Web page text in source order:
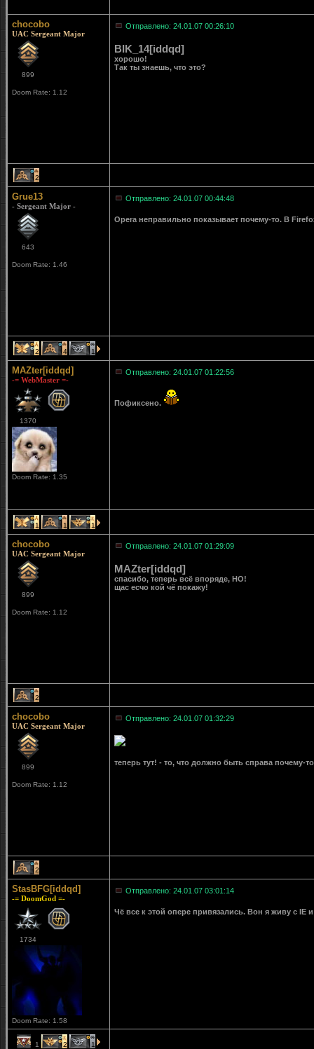
chocobo
UAC Sergeant Major
899
Doom Rate: 1.12
Отправлено: 24.01.07 00:26:10
BIK_14[iddqd]
хорошо!
Так ты знаешь, что это?
2
Grue13
- Sergeant Major -
643
Doom Rate: 1.46
Отправлено: 24.01.07 00:44:48
Opera неправильно показывает почему-то. В
2 4 1
MAZter[iddqd]
-= WebMaster =-
1370
Doom Rate: 1.35
Отправлено: 24.01.07 01:22:56
Пофиксено.
1 1 1
chocobo
UAC Sergeant Major
899
Doom Rate: 1.12
Отправлено: 24.01.07 01:29:09
MAZter[iddqd]
спасибо, теперь всё впоряде, НО!
щас есчо кой чё покажу!
2
chocobo
UAC Sergeant Major
899
Doom Rate: 1.12
Отправлено: 24.01.07 01:32:29
теперь тут! - то, что должно быть справа
2
StasBFG[iddqd]
-= DoomGod =-
1734
Doom Rate: 1.58
Отправлено: 24.01.07 03:01:14
Чё все к этой опере привязались. Вон я живу с
1 2 1